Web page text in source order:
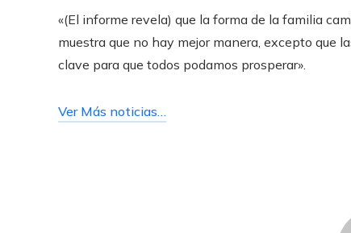
«(El informe revela) que la forma de la familia
muestra que no hay mejor manera, excepto que
clave para que todos podamos prosperar».
Ver Más noticias…